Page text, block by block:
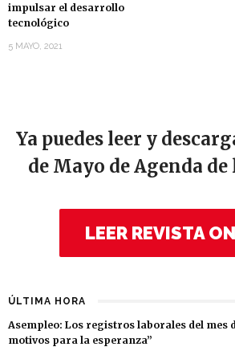
impulsar el desarrollo
tecnológico
5 MAYO, 2021
Ya puedes leer y
de Mayo de Agenda de
LEER REVISTA
ÚLTIMA HORA
Asempleo: Los registros laborales del mes
motivos para la esperanza”